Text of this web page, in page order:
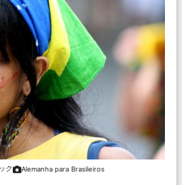
ク Alemanha para Brasileiros